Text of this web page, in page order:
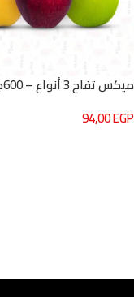
ميكس تفاح 3 أنواع – 600جرام
94,00EGP